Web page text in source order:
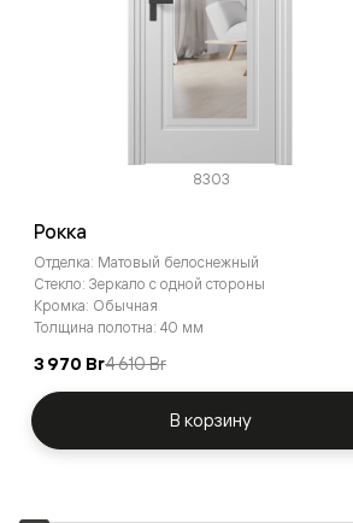
8303
Рокка
Отделка: Матовый белоснежный
Стекло: Зеркало с одной стороны
Кромка: Обычная
Толщина полотна: 40 мм
3 970 Br4 610 Br
В корзину